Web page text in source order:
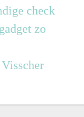
check
zo